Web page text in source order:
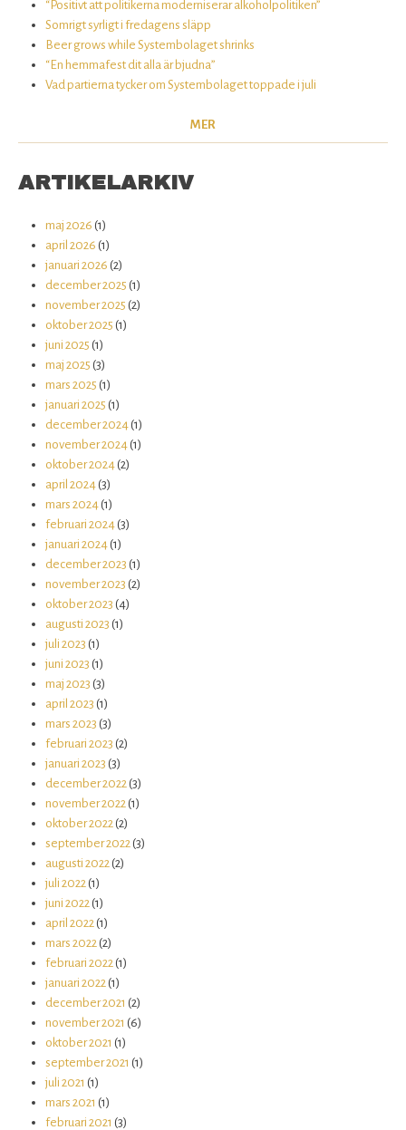
“Positivt att politikerna moderniserar alkoholpolitiken”
Somrigt syrligt i fredagens släpp
Beer grows while Systembolaget shrinks
“En hemmafest dit alla är bjudna”
Vad partierna tycker om Systembolaget toppade i juli
MER
ARTIKELARKIV
maj 2026 (1)
april 2026 (1)
januari 2026 (2)
december 2025 (1)
november 2025 (2)
oktober 2025 (1)
juni 2025 (1)
maj 2025 (3)
mars 2025 (1)
januari 2025 (1)
december 2024 (1)
november 2024 (1)
oktober 2024 (2)
april 2024 (3)
mars 2024 (1)
februari 2024 (3)
januari 2024 (1)
december 2023 (1)
november 2023 (2)
oktober 2023 (4)
augusti 2023 (1)
juli 2023 (1)
juni 2023 (1)
maj 2023 (3)
april 2023 (1)
mars 2023 (3)
februari 2023 (2)
januari 2023 (3)
december 2022 (3)
november 2022 (1)
oktober 2022 (2)
september 2022 (3)
augusti 2022 (2)
juli 2022 (1)
juni 2022 (1)
april 2022 (1)
mars 2022 (2)
februari 2022 (1)
januari 2022 (1)
december 2021 (2)
november 2021 (6)
oktober 2021 (1)
september 2021 (1)
juli 2021 (1)
mars 2021 (1)
februari 2021 (3)